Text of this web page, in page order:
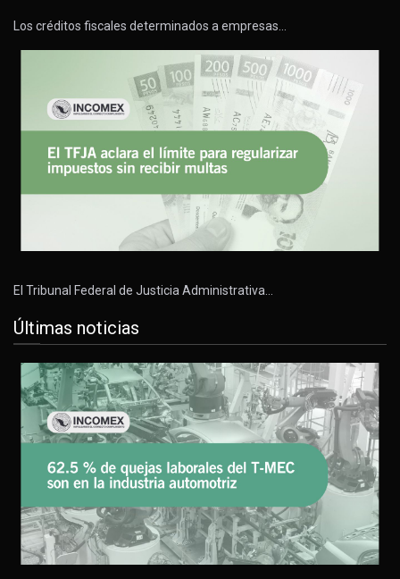
Los créditos fiscales determinados a empresas…
El Tribunal Federal de Justicia Administrativa…
Últimas noticias